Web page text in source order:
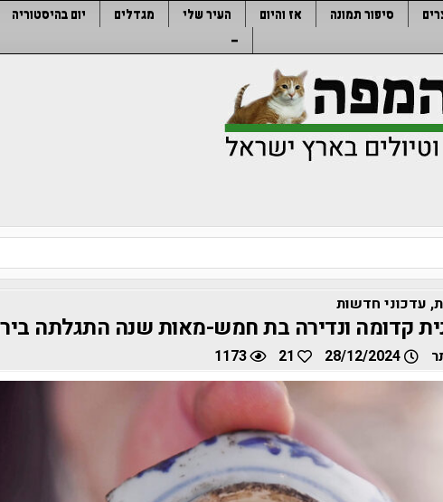
סיפור תמונה אז והיום העיר שלי מגדלים יום בהיסטוריה
–
, עדכוני חדשות
קדומה ונדירה בת חמש-מאות שנה התגלתה
28/12/2024
21
1173